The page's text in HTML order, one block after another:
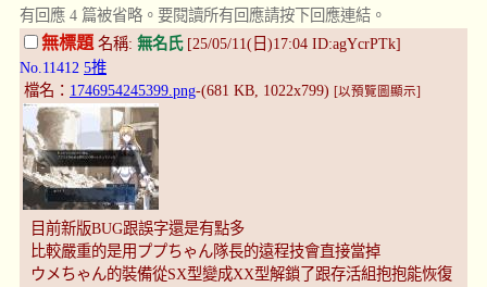
有回應 4 篇被省略。要閱讀所有回應請按下回應連結。
無標題 名稱: 無名氏[25/05/11(日)17:04 ID:agYcrPTk]
No.11412 5推
檔名： 1746954245399.png-(681 KB, 1022x799) [以預覽圖顯示]
目前新版BUG跟誤字還是有點多
比較嚴重的是用ププちゃん隊長的遠程技會直接當掉
ウメちゃん的裝備從SX型變成XX型解鎖了跟存活組抱抱能恢復